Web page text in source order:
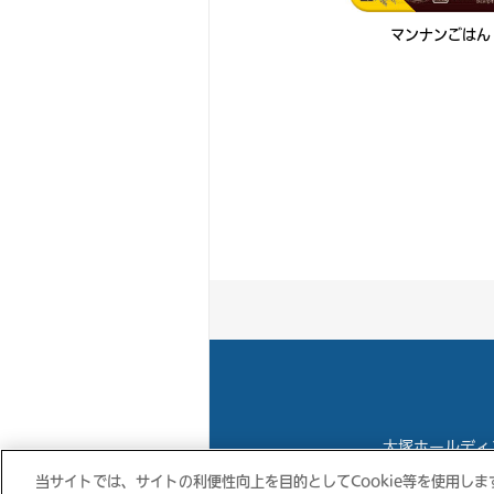
マンナンごはん
大塚ホールデ
当サイトでは、サイトの利便性向上を目的としてCookie等を使用し